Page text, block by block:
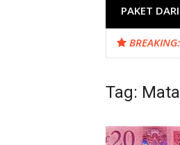
PAKET
BREAKING:
Tag: